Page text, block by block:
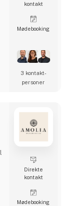
kontakt
Møde­booking
3 kontakt­
personer
Direkte
kontakt
Møde­booking